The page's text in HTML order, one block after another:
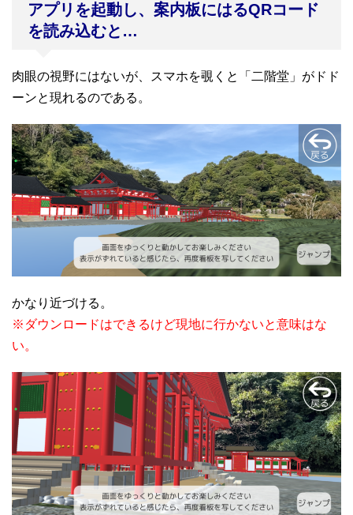
アプリを起動し、案内板にはるQRコード
を読み込むと…
肉眼の視野にはないが、スマホを覗くと「二階堂」がドド
ーンと現れるのである。
かなり近づける。
※ダウンロードはできるけど現地に行かないと意味はな
い。